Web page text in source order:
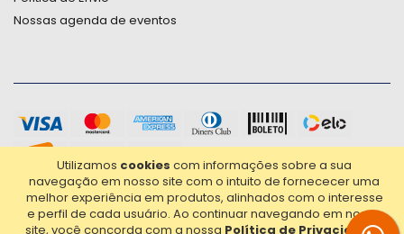
Utilizamos cookies com informações sobre a sua
navegação em nosso site com o intuito de fornececer uma
melhor experiência em produtos, alinhados com o interesse
e perfil de cada usuário. Ao continuar navegando em nosso
site, você concorda com a nossa Política de Privacidade.
Nossas agenda de eventos